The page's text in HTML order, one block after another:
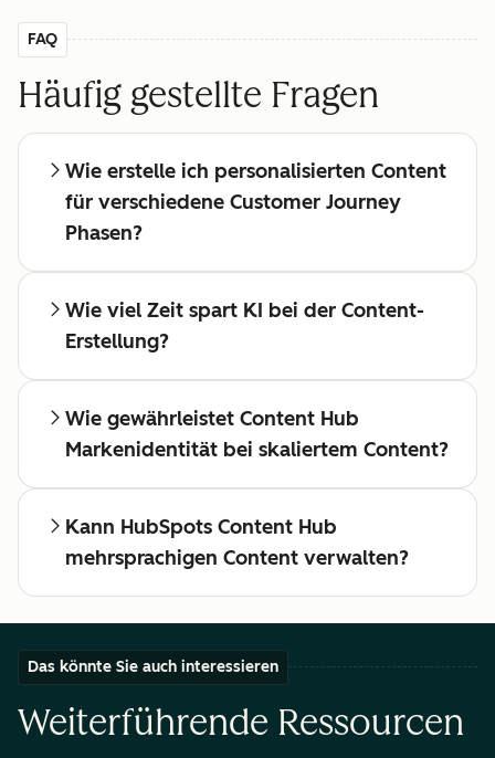
FAQ
Häufig gestellte Fragen
Wie erstelle ich personalisierten Content
für verschiedene Customer Journey
Phasen?
Wie viel Zeit spart KI bei der Content-
Erstellung?
Wie gewährleistet Content Hub
Markenidentität bei skaliertem Content?
Kann HubSpots Content Hub
mehrsprachigen Content verwalten?
Das könnte Sie auch interessieren
Weiterführende Ressourcen